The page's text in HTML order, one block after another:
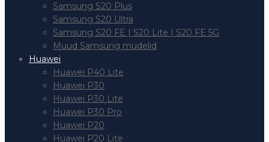
Samsung S20 Plus
Samsung S20 Ultra
Samsung S20 FE | S20 Lite | S20 FE 5G
Muud Samsung mudelid
Huawei
Huawei P40 Lite
Huawei P30
Huawei P30 Lite
Huawei P30 Pro
Huawei P20
Huawei P20 Lite